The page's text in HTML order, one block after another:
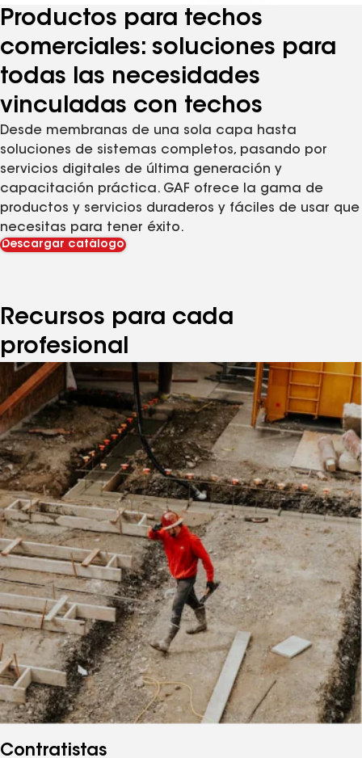
Productos para techos
comerciales: soluciones para
todas las necesidades
vinculadas con techos
Desde membranas de una sola capa hasta
soluciones de sistemas completos, pasando por
servicios digitales de última generación y
capacitación práctica. GAF ofrece la gama de
productos y servicios duraderos y fáciles de usar que
necesitas para tener éxito.
Descargar catálogo
Recursos para cada
profesional
Contratistas